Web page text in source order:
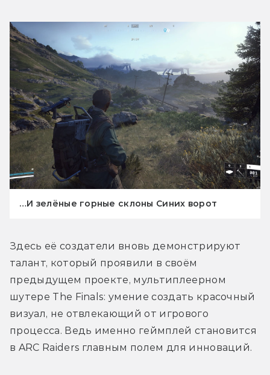
…И зелёные горные склоны Синих ворот
Здесь её создатели вновь демонстрируют
талант, который проявили в своём
предыдущем проекте, мультиплеерном
шутере The Finals: умение создать красочный
визуал, не отвлекающий от игрового
процесса. Ведь именно геймплей становится
в ARC Raiders главным полем для инноваций.